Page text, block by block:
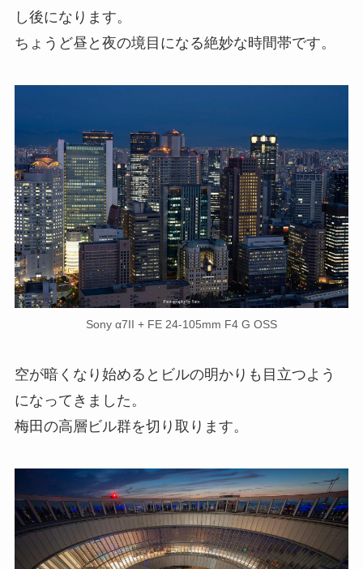
し後になります。
ちょうど昼と夜の境目になる絶妙な時間帯です。
Sony α7II + FE 24-105mm F4 G OSS
空が暗くなり始めるとビルの明かりも目立つよう
になってきました。
梅田の高層ビル群を切り取ります。